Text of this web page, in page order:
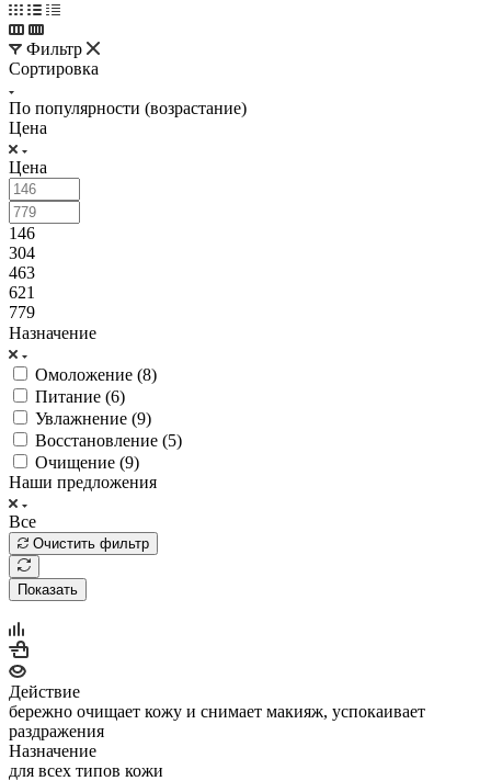
Фильтр
Сортировка
По популярности (возрастание)
Цена
Цена
146
304
463
621
779
Назначение
Омоложение (8)
Питание (6)
Увлажнение (9)
Восстановление (5)
Очищение (9)
Наши предложения
Все
Очистить фильтр
Показать
Действие
бережно очищает кожу и снимает макияж, успокаивает
раздражения
Назначение
для всех типов кожи